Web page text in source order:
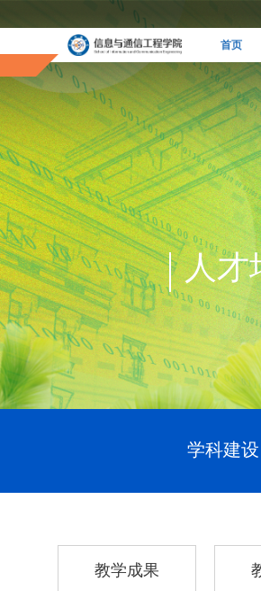
首页
人才
学科建设
教学成果